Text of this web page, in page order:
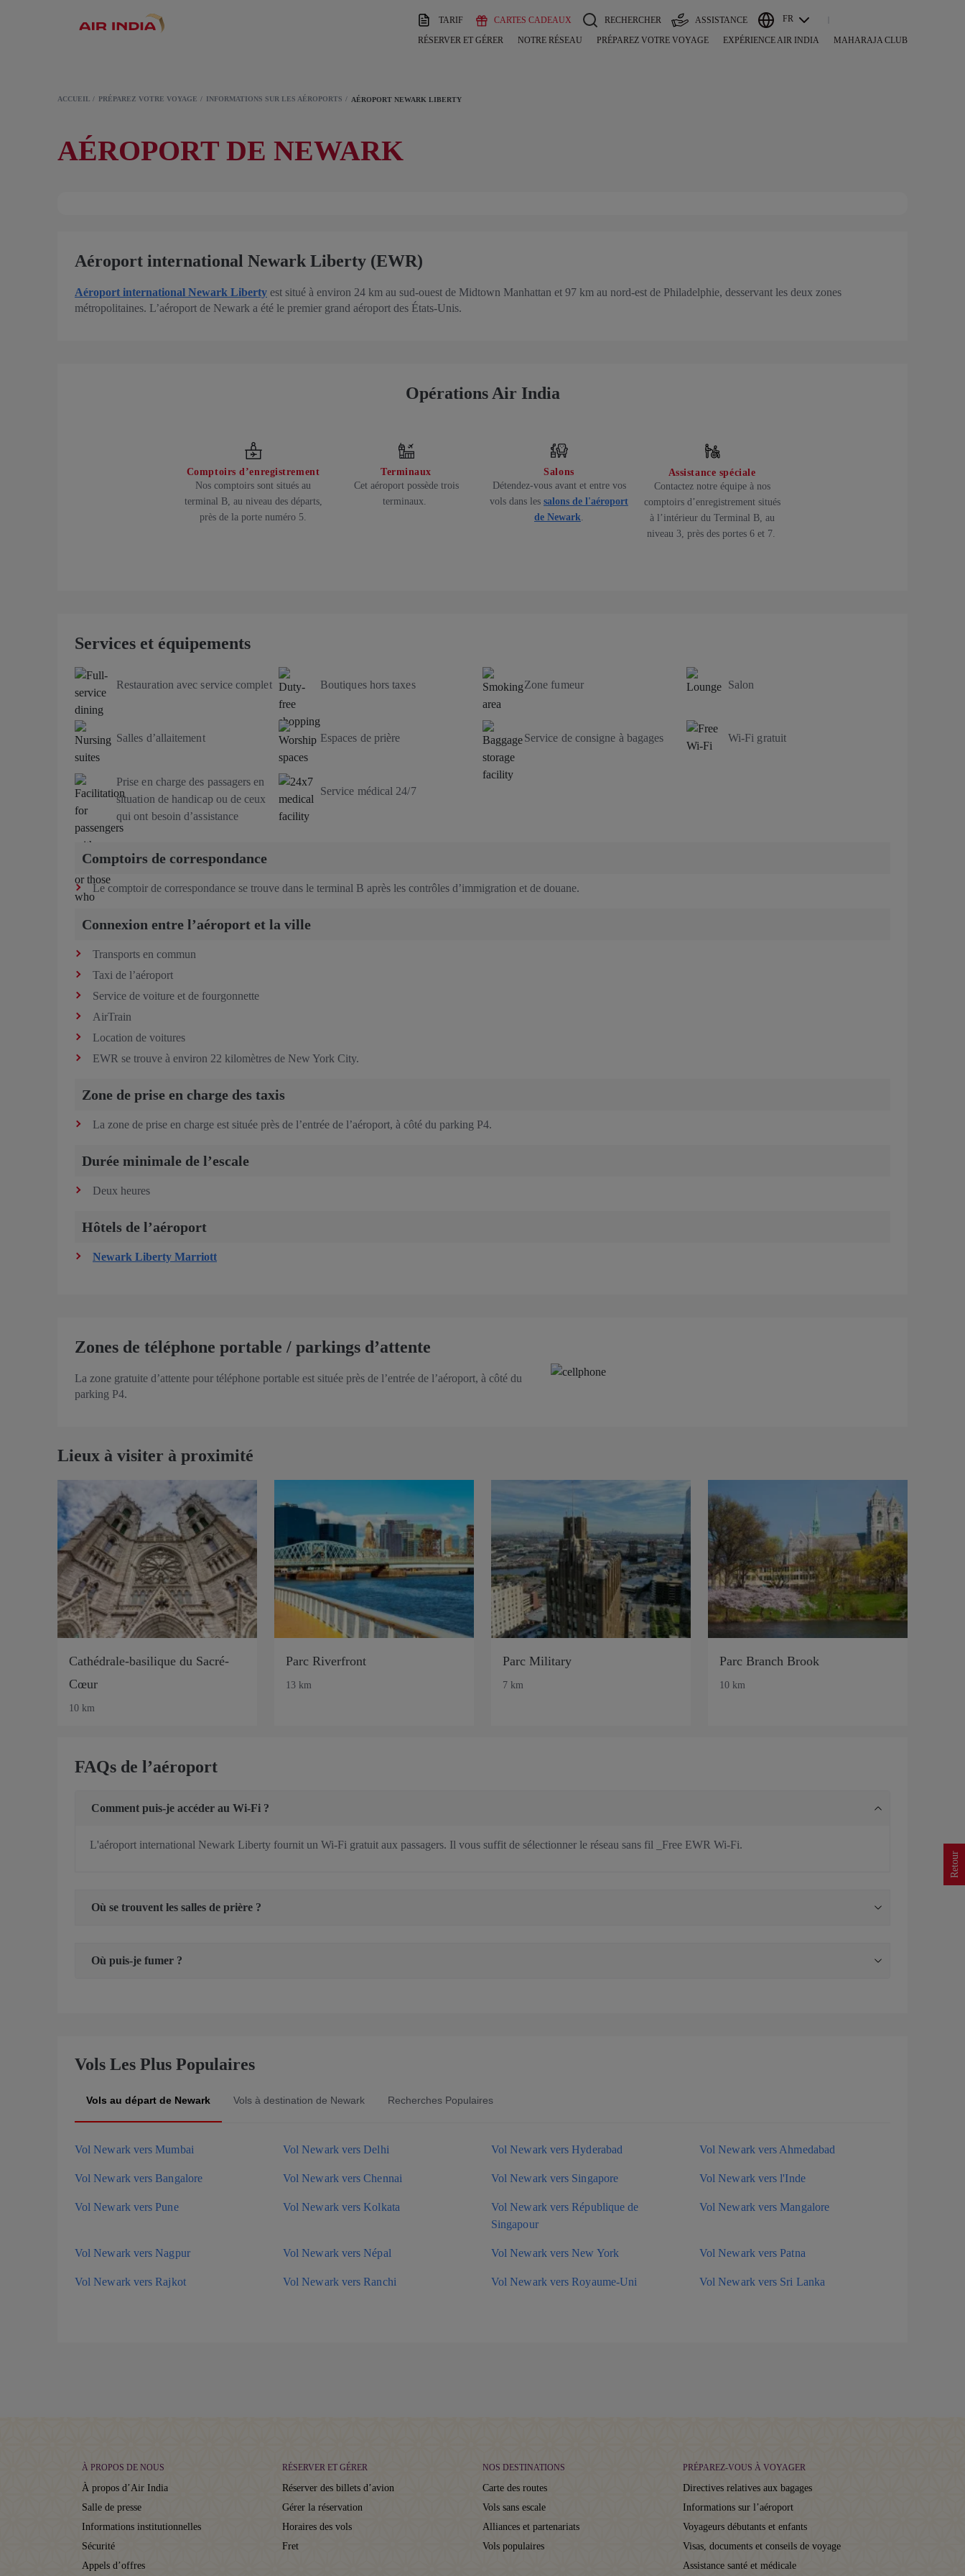
TARIF CARTES CADEAUX RECHERCHER ASSISTANCE FR
RÉSERVER ET GÉRER NOTRE RÉSEAU PRÉPAREZ VOTRE VOYAGE EXPÉRIENCE AIR INDIA MAHARAJA CLUB
Retour
ACCUEIL PRÉPAREZ VOTRE VOYAGE INFORMATIONS SUR LES AÉROPORTS AÉROPORT NEWARK LIBERTY
AÉROPORT DE NEWARK
Aéroport international Newark Liberty (EWR)
Aéroport international Newark Liberty est situé à environ 24 km au sud-ouest de Midtown Manhattan et 97 km au nord-est de Philadelphie, desservant les deux zones
métropolitaines. L’aéroport de Newark a été le premier grand aéroport des États-Unis.
Opérations Air India
Comptoirs d’enregistrement
Nos comptoirs sont situés au
terminal B, au niveau des départs,
près de la porte numéro 5.
Terminaux
Cet aéroport possède trois
terminaux.
Salons
Détendez-vous avant et entre vos
vols dans les salons de l'aéroport
de Newark.
Assistance spéciale
Contactez notre équipe à nos
comptoirs d’enregistrement situés
à l’intérieur du Terminal B, au
niveau 3, près des portes 6 et 7.
Services et équipements
Restauration avec service complet
Salles d’allaitement
Prise en charge des passagers en
situation de handicap ou de ceux
qui ont besoin d’assistance
Boutiques hors taxes
Espaces de prière
Service médical 24/7
Zone fumeur
Service de consigne à bagages
Salon
Wi‑Fi gratuit
Comptoirs de correspondance
Le comptoir de correspondance se trouve dans le terminal B après les contrôles d’immigration et de douane.
Connexion entre l’aéroport et la ville
Transports en commun
Taxi de l’aéroport
Service de voiture et de fourgonnette
AirTrain
Location de voitures
EWR se trouve à environ 22 kilomètres de New York City.
Zone de prise en charge des taxis
La zone de prise en charge est située près de l’entrée de l’aéroport, à côté du parking P4.
Durée minimale de l’escale
Deux heures
Hôtels de l’aéroport
Newark Liberty Marriott
Zones de téléphone portable / parkings d’attente
La zone gratuite d’attente pour téléphone portable est située près de l’entrée de l’aéroport, à côté du
parking P4.
Lieux à visiter à proximité
Cathédrale-basilique du Sacré-
Cœur
10 km
Parc Riverfront
13 km
Parc Military
7 km
Parc Branch Brook
10 km
FAQs de l’aéroport
Comment puis-je accéder au Wi-Fi ?
L'aéroport international Newark Liberty fournit un Wi-Fi gratuit aux passagers. Il vous suffit de sélectionner le réseau sans fil _Free EWR Wi-Fi.
Où se trouvent les salles de prière ?
Où puis-je fumer ?
Vols Les Plus Populaires
Vols au départ de Newark Vols à destination de Newark Recherches Populaires
Vol Newark vers Mumbai Vol Newark vers Delhi Vol Newark vers Hyderabad Vol Newark vers Ahmedabad
Vol Newark vers Bangalore Vol Newark vers Chennai Vol Newark vers Singapore Vol Newark vers l'Inde
Vol Newark vers Pune Vol Newark vers Kolkata
Vol Newark vers République de
Singapour
Vol Newark vers Mangalore
Vol Newark vers Nagpur Vol Newark vers Népal Vol Newark vers New York Vol Newark vers Patna
Vol Newark vers Rajkot Vol Newark vers Ranchi Vol Newark vers Royaume-Uni Vol Newark vers Sri Lanka
À PROPOS DE NOUS
À propos d’Air India
Salle de presse
Informations institutionnelles
Sécurité
Appels d’offres
RÉSERVER ET GÉRER
Réserver des billets d’avion
Gérer la réservation
Horaires des vols
Fret
NOS DESTINATIONS
Carte des routes
Vols sans escale
Alliances et partenariats
Vols populaires
PRÉPAREZ-VOUS À VOYAGER
Directives relatives aux bagages
Informations sur l’aéroport
Voyageurs débutants et enfants
Visas, documents et conseils de voyage
Assistance santé et médicale